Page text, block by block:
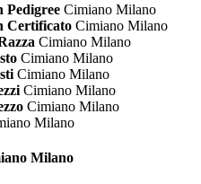
Pedigree Cimiano Milano
Certificato Cimiano Milano
Cimiano Milano
Cimiano Milano
Cimiano Milano
Cimiano Milano
Cimiano Milano
Milano
Milano